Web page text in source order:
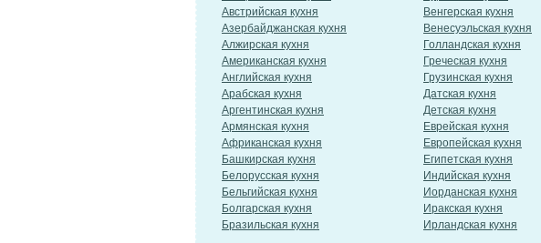
Австрийская кухня
Азербайджанская кухня
Алжирская кухня
Американская кухня
Английская кухня
Арабская кухня
Аргентинская кухня
Армянская кухня
Африканская кухня
Башкирская кухня
Белорусская кухня
Бельгийская кухня
Болгарская кухня
Бразильская кухня
Венгерская кухня
Венесуэльская кухня
Голландская кухня
Греческая кухня
Грузинская кухня
Датская кухня
Детская кухня
Еврейская кухня
Европейская кухня
Египетская кухня
Индийская кухня
Иорданская кухня
Иракская кухня
Ирландская кухня